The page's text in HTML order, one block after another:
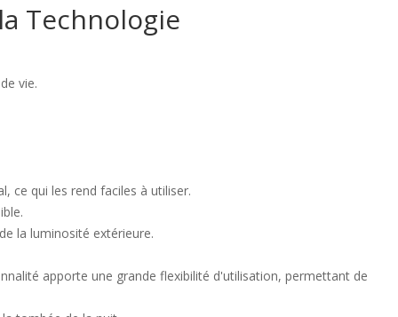
Technologie
vie.
ce qui les rend faciles à utiliser.
la luminosité extérieure.
apporte une grande flexibilité d'utilisation, permettant de